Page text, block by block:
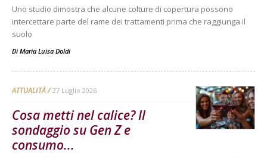
Uno studio dimostra che alcune colture di copertura possono
intercettare parte del rame dei trattamenti prima che raggiunga il
suolo
Di Maria Luisa Doldi
ATTUALITÀ 27 Luglio 2026
Cosa metti nel calice? Il
sondaggio su Gen Z e
consumo...